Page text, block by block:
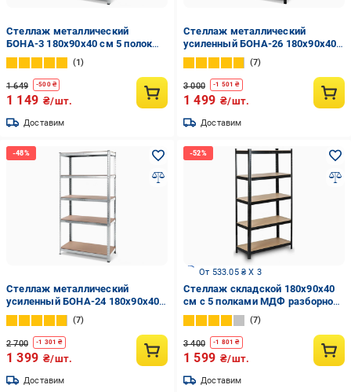
Стеллаж металлический
БОНА-3 180х90х40 см 5 полок
МДФ Цинк (3)
1
1 649 -500₴
1 149 ₴/шт.
Доставим
Стеллаж металлический
усиленный БОНА-26 180х90х40
см 5 полок МДФ 5 мм Черный
(17711280)
7
3 000 -1 501 ₴
1 499 ₴/шт.
Доставим
Стеллаж металлический
усиленный БОНА-24 180х90х40
см 5 полок МДФ 5 мм Цинк
(17711279)
7
2 700 -1 301 ₴
1 399 ₴/шт.
Доставим
От 533.05 ₴ X 3
Стеллаж cкладской 180х90х40
см с 5 полками МДФ разборной
металлический Siker Черный
7
3 400 -1 801 ₴
1 599 ₴/шт.
Доставим